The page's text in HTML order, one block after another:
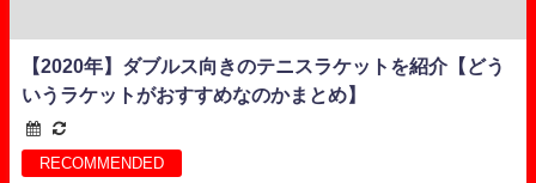
【2020年】ダブルス向きのテニスラケットを紹介【どう
いうラケットがおすすめなのかまとめ】
RECOMMENDED